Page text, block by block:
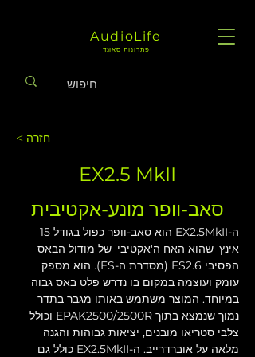
AudioLife
פתרונות סאונד
< חזרה
EX2.5 MkII
סאב-וופר מונע-אקטיבית
אינץ' שהוא האח ה'אקטיבי' של מודול הבאס
הפסיבי ES2.6 (מסדרת ה-ES). הוא מספק
עומק ועוצמה במקום בו נדרש פלט באס גבוה
במיוחד. המוצר משתמש באותו מגבר בתדר
נמוך שנמצא בתוך EPAK2500/2500R וכולל
צלבי סטריאו מובנים, יציאות גבוהות והגנה
מלאה על אוברדרייב. ה-EX2.5MkII כולל גם